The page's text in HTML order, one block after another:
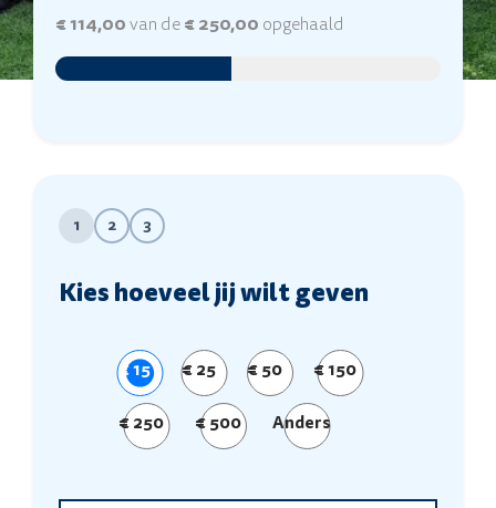
€ 114,00van de€ 250,00 opgehaald
1 2 3
Kies hoeveel jij wilt geven
Paymentamounts
€ 15 € 25 € 50 € 150
€ 250 € 500 Anders
Naam (Vereist)
Zichtbaarheid